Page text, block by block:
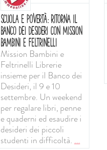
SCUOLA E POVERTÀ: RITORNA IL
BANCO DEI DESIDERI CON MISSION
BAMBINI E FELTRINELLI
Mission Bambini e
Feltrinelli Librerie
insieme per il Banco dei
Desideri, il 9 e 10
settembre. Un weekend
per regalare libri, penne
e quaderni ed esaudire i
desideri dei piccoli
studenti in difficoltà. ...